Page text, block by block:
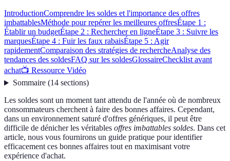
IntroductionComprendre les soldes et l'importance des offres
imbattablesMéthode pour repérer les meilleures offresÉtape 1 :
Établir un budgetÉtape 2 : Rechercher en ligneÉtape 3 : Suivre les
marquesÉtape 4 : Fuir les faux rabaisÉtape 5 : Agir
rapidementComparaison des stratégies de rechercheAnalyse des
tendances des soldesFAQ sur les soldesGlossaireChecklist avant
achat📺 Ressource Vidéo
Sommaire(14 sections)
Les soldes sont un moment tant attendu de l'année où de nombreux
consommateurs cherchent à faire des bonnes affaires. Cependant,
dans un environnement saturé d'offres génériques, il peut être
difficile de dénicher les véritables offres imbattables soldes. Dans cet
article, nous vous fournirons un guide pratique pour identifier
efficacement ces bonnes affaires tout en maximisant votre
expérience d'achat.